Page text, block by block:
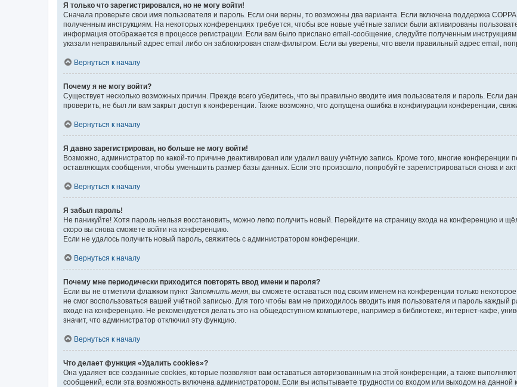
Я только что зарегистрировался, но не могу войти!
Сначала проверьте свои имя пользователя и пароль. Если они верны, то возможны два варианта. Если включена поддержка
полученным инструкциям. На некоторых конференциях требуется, чтобы все новые учётные записи были активированы
информация отображается в процессе регистрации. Если вам было прислано email-сообщение, следуйте полученным
указали неправильный адрес email либо он заблокирован спам-фильтром. Если вы уверены, что ввели правильный адрес email,
Вернуться к началу
Почему я не могу войти?
Существует несколько возможных причин. Прежде всего убедитесь, что вы правильно вводите имя пользователя и пароль. Если
проверить, не был ли вам закрыт доступ к конференции. Также возможно, что допущена ошибка в конфигурации конференции,
Вернуться к началу
Я давно зарегистрирован, но больше не могу войти!
Возможно, администратор по какой-то причине деактивировал или удалил вашу учётную запись. Кроме того, многие конференции
оставляющих сообщения, чтобы уменьшить размер базы данных. Если это произошло, попробуйте зарегистрироваться снова и
Вернуться к началу
Я забыл пароль!
Не паникуйте! Хотя пароль нельзя восстановить, можно легко получить новый. Перейдите на страницу входа на конференцию и
скоро вы снова сможете войти на конференцию.
Если не удалось получить новый пароль, свяжитесь с администратором конференции.
Вернуться к началу
Почему мне периодически приходится повторять ввод имени и пароля?
Если вы не отметили флажком пункт Запомнить меня , вы сможете оставаться под своим именем на конференции только
не смог воспользоваться вашей учётной записью. Для того чтобы вам не приходилось вводить имя пользователя и пароль каждый
входе на конференцию. Не рекомендуется делать это на общедоступном компьютере, например в библиотеке, интернет-кафе,
значит, что администратор отключил эту функцию.
Вернуться к началу
Что делает функция «Удалить cookies»?
Она удаляет все созданные cookies, которые позволяют вам оставаться авторизованным на этой конференции, а также
сообщений, если эта возможность включена администратором. Если вы испытываете трудности со входом или выходом на